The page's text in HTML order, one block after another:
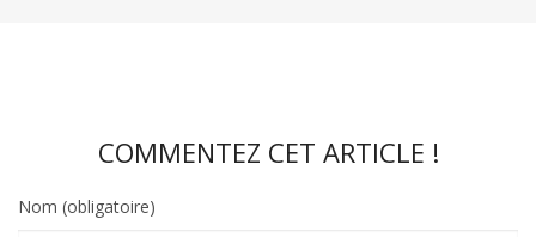
COMMENTEZ CET ARTICLE !
Nom (obligatoire)